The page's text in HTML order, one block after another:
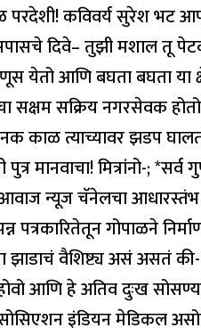
परदेशी! कविवर्य सुरेश
दिवे– तुझी मशाल तू
येतो आणि बघता बघता
सक्षम सक्रिय नगरसेवक
काळ त्याच्यावर झडप
मित्रांनो-; *सर्व
आवाज न्यूज चॅनेलचा
गोपाळने
झाडाचं वैशिष्ट्य असं असतं
आणि हे अतिव दुःख
असोसिएशन इंडियन